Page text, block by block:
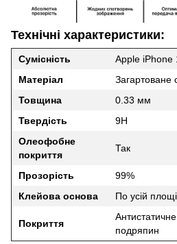
Технічні характеристики:
Сумісність
Apple iPhone
Матеріал
Загартоване
Товщина
0.33 мм
Твердість
9H
Олеофобне
покриття
Так
Прозорість
99%
Клейова основа
По усій
Покриття
подряпин